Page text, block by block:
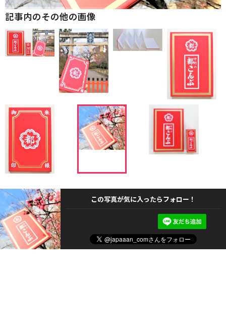
記事内のその他の画像
この写真が気に入ったらフォロー！